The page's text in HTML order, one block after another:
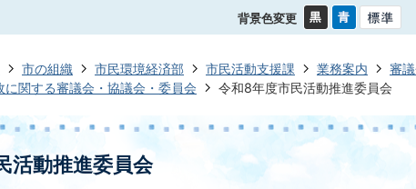
背景色変更
市の組織 市民環境経済部 市民活動支援課 業務案内
審
に関する審議会・協議会・委員会
令和8年度市民活動推進委員会
活動推進委員会